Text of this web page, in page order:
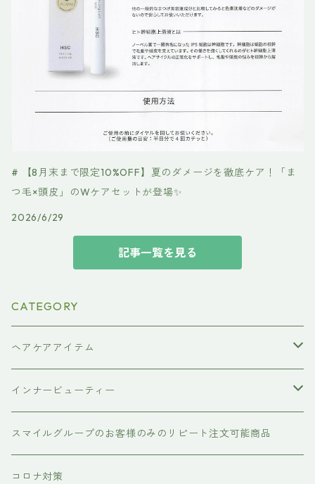
# 【8月末まで限定10%OFF】夏のダメージを徹底ケア！「ま
つ毛×頭皮」のWケアセットが登場✨
2026/6/29
記事一覧を見る
CATEGORY
ヘアケアアイテム
シャンプー
#イマヘア
the u （bihatsu）
トリートメント ヘアマスク（インバス）
流さないトリートメント（アウトバス）
インナービューティー
あおつぶ
スマイルグループのお客様のみのリピート注文可能商品
コロナ対策